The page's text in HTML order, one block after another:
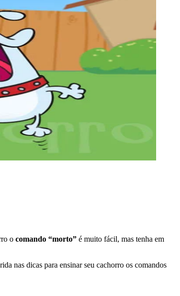
o comando “morto” é muito fácil, mas tenha em
nas dicas para ensinar seu cachorro os comandos